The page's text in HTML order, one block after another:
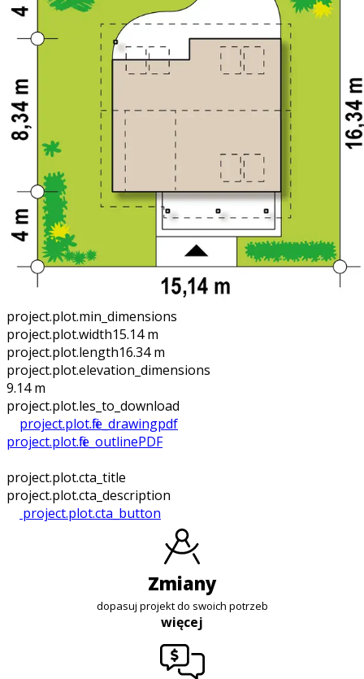
project.plot.min_dimensions
project.plot.width15.14 m
project.plot.length16.34 m
project.plot.elevation_dimensions
9.14 m
project.plot.files_to_download
project.plot.file_drawingpdf
project.plot.file_outlinePDF
project.plot.cta_title
project.plot.cta_description
project.plot.cta_button
zmiany
dopasuj projekt do swoich potrzeb
więcej